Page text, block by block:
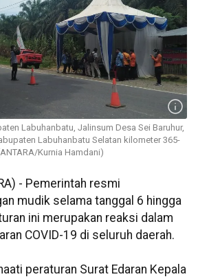
Labuhanbatu, Jalinsum Desa Sei Baruhur,
Labuhanbatu Selatan kilometer 365-
Kurnia Hamdani)
- Pemerintah resmi
mudik selama tanggal 6 hingga
ini merupakan reaksi dalam
COVID-19 di seluruh daerah.
peraturan Surat Edaran Kepala